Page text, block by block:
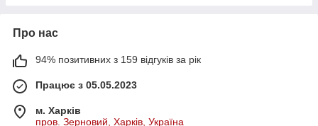
Про нас
94% позитивних з 159 відгуків за рік
Працює з 05.05.2023
м. Харків
пров. Зерновий, Харків, Україна